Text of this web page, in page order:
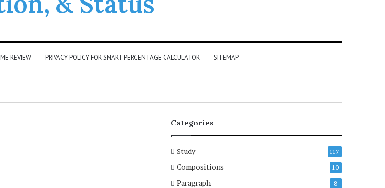
REVIEW PRIVACY POLICY FOR SMART PERCENTAGE CALCULATOR SITEMAP
Categories
Study 117
Compositions 10
Paragraph 8